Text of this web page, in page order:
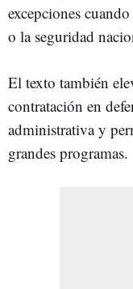
excepciones
o la seguridad
El texto también
contratación en
administrativa y
grandes programas.